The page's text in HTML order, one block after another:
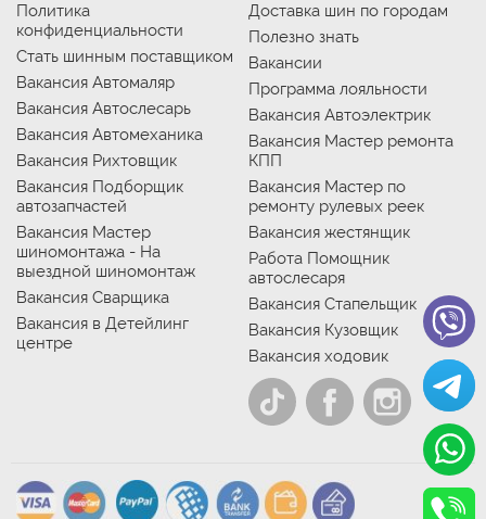
Политика
конфиденциальности
Стать шинным поставщиком
Вакансия Автомаляр
Вакансия Автослесарь
Вакансия Автомеханика
Вакансия Рихтовщик
Вакансия Подборщик
автозапчастей
Вакансия Мастер
шиномонтажа - На
выездной шиномонтаж
Вакансия Сварщика
Вакансия в Детейлинг
центре
Доставка шин по городам
Полезно знать
Вакансии
Программа лояльности
Вакансия Автоэлектрик
Вакансия Мастер ремонта
КПП
Вакансия Мастер по
ремонту рулевых реек
Вакансия жестянщик
Работа Помощник
автослесаря
Вакансия Стапельщик
Вакансия Кузовщик
Вакансия ходовик